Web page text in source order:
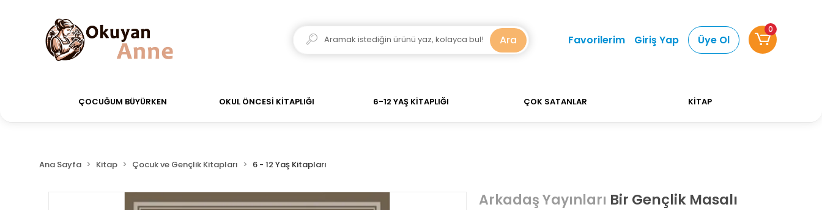
siparişler Aynı Gün Kargo! Saat 11:00'a kadar verdiğiniz siparişler Aynı Gün Kargo! 700 TL Üzeri Alışverişlerinizde Kargo Ücretsiz! Bizi tercih
Ara Favorilerim Giriş Yap Üye Ol
0
ÇOCUĞUM BÜYÜRKEN OKUL ÖNCESİ KİTAPLIĞI 6-12 YAŞ KİTAPLIĞI ÇOK SATANLAR KİTAP
Ana Sayfa Kitap Çocuk ve Gençlik Kitapları 6 - 12 Yaş Kitapları
Arkadaş Yayınları Bir Gençlik Masalı